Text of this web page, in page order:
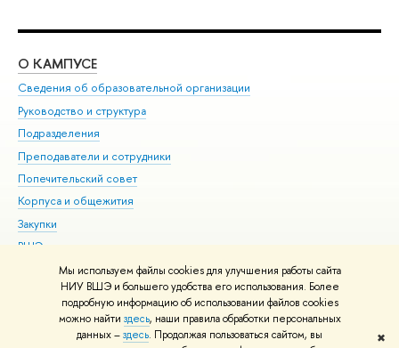
Мы используем файлы cookies для улучшения работы сайта
НИУ ВШЭ и большего удобства его использования. Более
подробную информацию об использовании файлов cookies
можно найти здесь, наши правила обработки персональных
данных –здесь. Продолжая пользоваться сайтом, вы
✖
О КАМПУСЕ
Сведения об образовательной организации
Руководство и структура
Подразделения
Преподаватели и сотрудники
Попечительский совет
Корпуса и общежития
Закупки
ВШЭ для студентов с ограниченными возможностями
здоровья и инвалидностью
Версия для слабовидящих
Единая платежная страница